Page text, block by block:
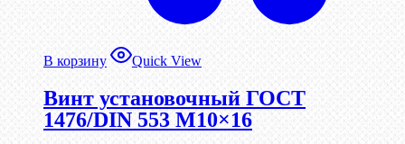
В корзину Quick View
Винт установочный ГОСТ
1476/DIN 553 М10×16